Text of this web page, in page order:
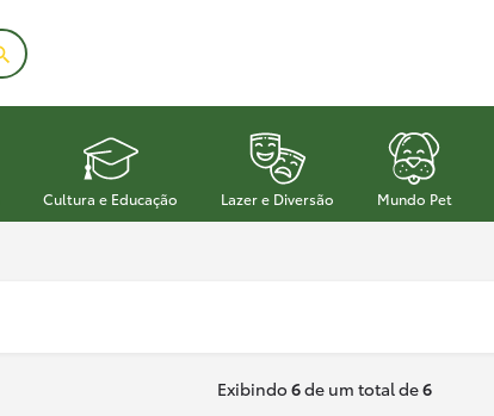
Cultura e Educação Lazer e Diversão Mundo Pet
Exibindo 6de um total de6